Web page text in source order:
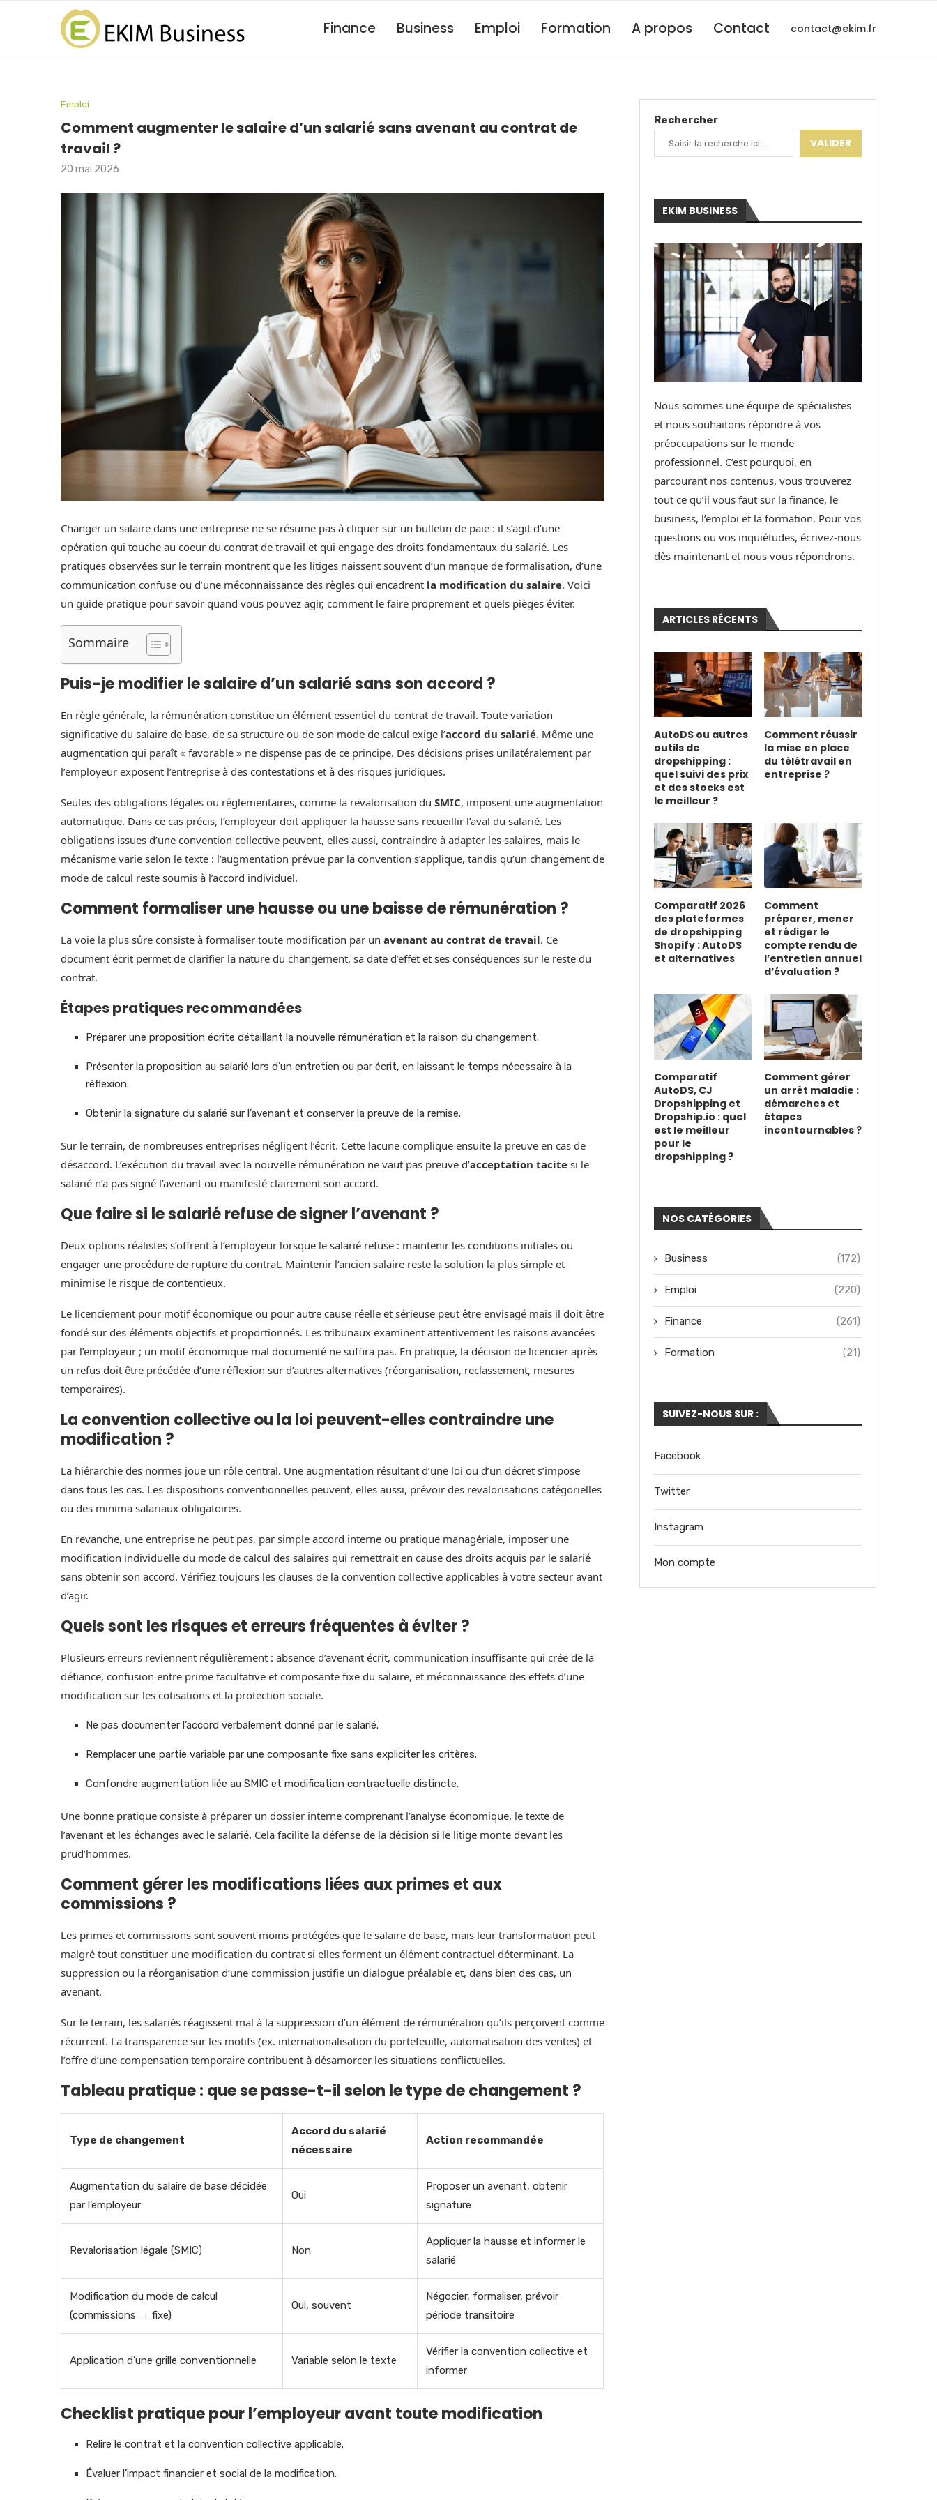
Finance Business Emploi Formation A propos Contact contact@ekim.fr
Emploi
Comment augmenter le salaire d’un salarié sans avenant au contrat de
travail ?
20 mai 2026
Changer un salaire dans une entreprise ne se résume pas à cliquer sur un bulletin de paie : il s’agit d’une
opération qui touche au coeur du contrat de travail et qui engage des droits fondamentaux du salarié. Les
pratiques observées sur le terrain montrent que les litiges naissent souvent d’un manque de formalisation, d’une
communication confuse ou d’une méconnaissance des règles qui encadrent la modification du salaire. Voici
un guide pratique pour savoir quand vous pouvez agir, comment le faire proprement et quels pièges éviter.
Sommaire
Puis-je modifier le salaire d’un salarié sans son accord ?
En règle générale, la rémunération constitue un élément essentiel du contrat de travail. Toute variation
significative du salaire de base, de sa structure ou de son mode de calcul exige l’accord du salarié. Même une
augmentation qui paraît « favorable » ne dispense pas de ce principe. Des décisions prises unilatéralement par
l’employeur exposent l’entreprise à des contestations et à des risques juridiques.
Seules des obligations légales ou réglementaires, comme la revalorisation du SMIC, imposent une augmentation
automatique. Dans ce cas précis, l’employeur doit appliquer la hausse sans recueillir l’aval du salarié. Les
obligations issues d’une convention collective peuvent, elles aussi, contraindre à adapter les salaires, mais le
mécanisme varie selon le texte : l’augmentation prévue par la convention s’applique, tandis qu’un changement de
mode de calcul reste soumis à l’accord individuel.
Comment formaliser une hausse ou une baisse de rémunération ?
La voie la plus sûre consiste à formaliser toute modification par un avenant au contrat de travail. Ce
document écrit permet de clarifier la nature du changement, sa date d’effet et ses conséquences sur le reste du
contrat.
Étapes pratiques recommandées
Préparer une proposition écrite détaillant la nouvelle rémunération et la raison du changement.
Présenter la proposition au salarié lors d’un entretien ou par écrit, en laissant le temps nécessaire à la
réflexion.
Obtenir la signature du salarié sur l’avenant et conserver la preuve de la remise.
Sur le terrain, de nombreuses entreprises négligent l’écrit. Cette lacune complique ensuite la preuve en cas de
désaccord. L’exécution du travail avec la nouvelle rémunération ne vaut pas preuve d’acceptation tacite si le
salarié n’a pas signé l’avenant ou manifesté clairement son accord.
Que faire si le salarié refuse de signer l’avenant ?
Deux options réalistes s’offrent à l’employeur lorsque le salarié refuse : maintenir les conditions initiales ou
engager une procédure de rupture du contrat. Maintenir l’ancien salaire reste la solution la plus simple et
minimise le risque de contentieux.
Le licenciement pour motif économique ou pour autre cause réelle et sérieuse peut être envisagé mais il doit être
fondé sur des éléments objectifs et proportionnés. Les tribunaux examinent attentivement les raisons avancées
par l’employeur ; un motif économique mal documenté ne suffira pas. En pratique, la décision de licencier après
un refus doit être précédée d’une réflexion sur d’autres alternatives (réorganisation, reclassement, mesures
temporaires).
La convention collective ou la loi peuvent-elles contraindre une
modification ?
La hiérarchie des normes joue un rôle central. Une augmentation résultant d’une loi ou d’un décret s’impose
dans tous les cas. Les dispositions conventionnelles peuvent, elles aussi, prévoir des revalorisations catégorielles
ou des minima salariaux obligatoires.
En revanche, une entreprise ne peut pas, par simple accord interne ou pratique managériale, imposer une
modification individuelle du mode de calcul des salaires qui remettrait en cause des droits acquis par le salarié
sans obtenir son accord. Vérifiez toujours les clauses de la convention collective applicables à votre secteur avant
d’agir.
Quels sont les risques et erreurs fréquentes à éviter ?
Plusieurs erreurs reviennent régulièrement : absence d’avenant écrit, communication insuffisante qui crée de la
défiance, confusion entre prime facultative et composante fixe du salaire, et méconnaissance des effets d’une
modification sur les cotisations et la protection sociale.
Ne pas documenter l’accord verbalement donné par le salarié.
Remplacer une partie variable par une composante fixe sans expliciter les critères.
Confondre augmentation liée au SMIC et modification contractuelle distincte.
Une bonne pratique consiste à préparer un dossier interne comprenant l’analyse économique, le texte de
l’avenant et les échanges avec le salarié. Cela facilite la défense de la décision si le litige monte devant les
prud’hommes.
Comment gérer les modifications liées aux primes et aux
commissions ?
Les primes et commissions sont souvent moins protégées que le salaire de base, mais leur transformation peut
malgré tout constituer une modification du contrat si elles forment un élément contractuel déterminant. La
suppression ou la réorganisation d’une commission justifie un dialogue préalable et, dans bien des cas, un
avenant.
Sur le terrain, les salariés réagissent mal à la suppression d’un élément de rémunération qu’ils perçoivent comme
récurrent. La transparence sur les motifs (ex. internationalisation du portefeuille, automatisation des ventes) et
l’offre d’une compensation temporaire contribuent à désamorcer les situations conflictuelles.
Tableau pratique : que se passe-t-il selon le type de changement ?
Type de changement
Accord du salarié
nécessaire
Action recommandée
Augmentation du salaire de base décidée
par l’employeur
Oui
Proposer un avenant, obtenir
signature
Revalorisation légale (SMIC) Non
Appliquer la hausse et informer le
salarié
Modification du mode de calcul
(commissions → fixe)
Oui, souvent
Négocier, formaliser, prévoir
période transitoire
Application d’une grille conventionnelle Variable selon le texte
Vérifier la convention collective et
informer
Checklist pratique pour l’employeur avant toute modification
Relire le contrat et la convention collective applicable.
Évaluer l’impact financier et social de la modification.
Rechercher
VALIDER
EKIM BUSINESS
Nous sommes une équipe de spécialistes
et nous souhaitons répondre à vos
préoccupations sur le monde
professionnel. C’est pourquoi, en
parcourant nos contenus, vous trouverez
tout ce qu’il vous faut sur la finance, le
business, l’emploi et la formation. Pour vos
questions ou vos inquiétudes, écrivez-nous
dès maintenant et nous vous répondrons.
ARTICLES RÉCENTS
AutoDS ou autres
outils de
dropshipping :
quel suivi des prix
et des stocks est
le meilleur ?
Comment réussir
la mise en place
du télétravail en
entreprise ?
Comparatif 2026
des plateformes
de dropshipping
Shopify : AutoDS
et alternatives
Comment
préparer, mener
et rédiger le
compte rendu de
l’entretien annuel
d’évaluation ?
Comparatif
AutoDS, CJ
Dropshipping et
Dropship.io : quel
est le meilleur
pour le
dropshipping ?
Comment gérer
un arrêt maladie :
démarches et
étapes
incontournables ?
NOS CATÉGORIES
Business (172)
Emploi (220)
Finance (261)
Formation (21)
SUIVEZ-NOUS SUR :
Facebook
Twitter
Instagram
Mon compte